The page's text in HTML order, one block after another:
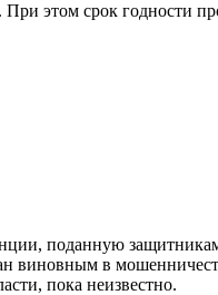
этом срок годности
поданную
виновным в
пока неизвестно.